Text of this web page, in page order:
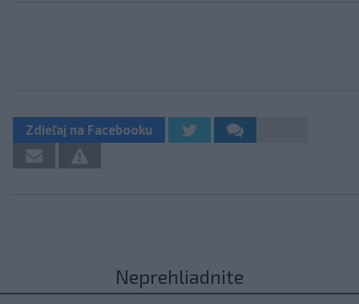
Zdieľaj na Facebooku
Neprehliadnite